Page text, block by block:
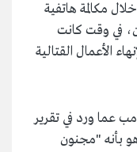
مكالمة هاتفية
في وقت كانت
الأعمال القتالية
عما ورد في تقرير
بأنه "مجنون